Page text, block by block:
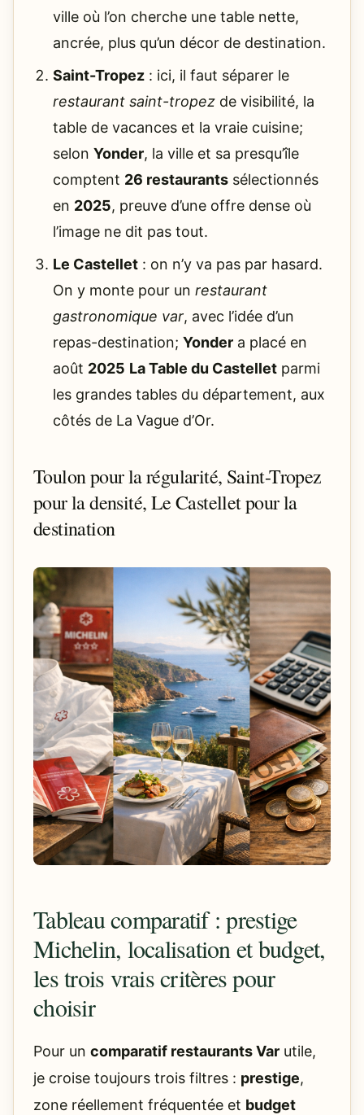
ville où l’on cherche une table nette,
ancrée, plus qu’un décor de destination.
Saint-Tropez : ici, il faut séparer le
restaurant saint-tropez de visibilité, la
table de vacances et la vraie cuisine;
selon Yonder, la ville et sa presqu’île
comptent 26 restaurants sélectionnés
en 2025, preuve d’une offre dense où
l’image ne dit pas tout.
Le Castellet : on n’y va pas par hasard.
On y monte pour un restaurant
gastronomique var, avec l’idée d’un
repas-destination; Yonder a placé en
août 2025 La Table du Castellet parmi
les grandes tables du département, aux
côtés de La Vague d’Or.
Toulon pour la régularité, Saint-Tropez
pour la densité, Le Castellet pour la
destination
Tableau comparatif : prestige
Michelin, localisation et budget,
les trois vrais critères pour
choisir
Pour un comparatif restaurants Var utile,
je croise toujours trois filtres : prestige,
zone réellement fréquentée et budget